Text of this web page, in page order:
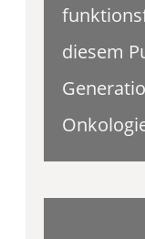
diesem